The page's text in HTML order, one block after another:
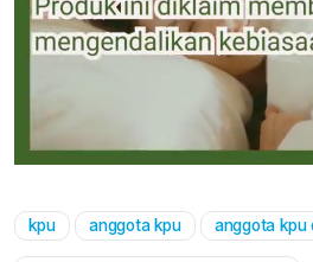
kpu anggota kpu anggota kpu